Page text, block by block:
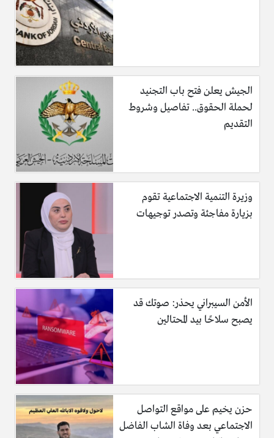
الجيش يعلن فتح باب التجنيد
لحملة الحقوق.. تفاصيل وشروط
التقديم
وزيرة التنمية الاجتماعية تقوم
بزيارة مفاجئة وتصدر توجيهات
الأمن السيبراني يحذر: صوتك قد
يصبح سلاحًا بيد المحتالين
حزن يخيم على مواقع التواصل
الاجتماعي بعد وفاة الشاب الفاضل